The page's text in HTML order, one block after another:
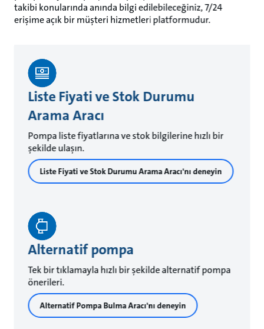
takibi konularında anında bilgi edilebileceğiniz, 7/24
erişime açık bir müşteri hizmetleri platformudur.
Liste Fiyati ve Stok Durumu
Arama Aracı
Pompa liste fiyatlarına ve stok bilgilerine hızlı bir
şekilde ulaşın.
Liste Fiyati ve Stok Durumu Arama Aracı'nı deneyin
Alternatif pompa
Tek bir tıklamayla hızlı bir şekilde alternatif pompa
önerileri.
Alternatif Pompa Bulma Aracı'nı deneyin